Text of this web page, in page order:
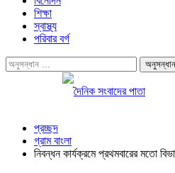
শিক্ষা
স্বাস্থ্য
পরিবার বর্গ
প্রচ্ছদ
গ্রাম বাংলা
নিবন্ধন কার্যক্রমে প্রথমবারের মতো